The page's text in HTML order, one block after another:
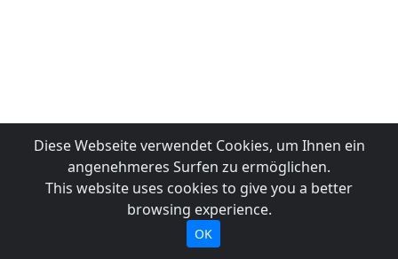
Diese Webseite verwendet Cookies, um Ihnen ein
angenehmeres Surfen zu ermöglichen.
This website uses cookies to give you a better
browsing experience.
OK